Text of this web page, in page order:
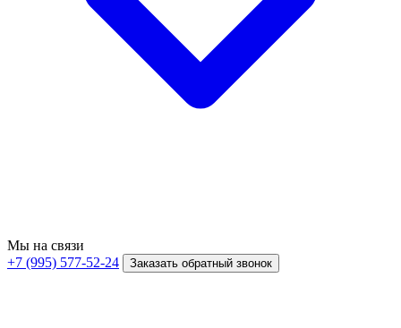
Мы на связи
+7 (995) 577-52-24
Заказать обратный звонок